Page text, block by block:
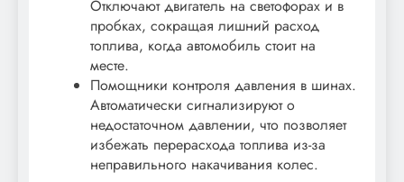
Отключают двигатель на светофорах и в
пробках, сокращая лишний расход
топлива, когда автомобиль стоит на
месте.
Помощники контроля давления в шинах.
Автоматически сигнализируют о
недостаточном давлении, что позволяет
избежать перерасхода топлива из-за
неправильного накачивания колес.